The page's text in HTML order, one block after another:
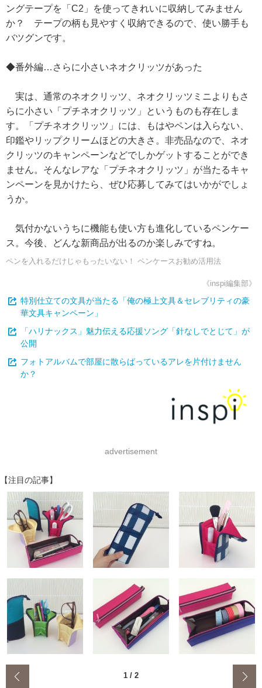
ングテープを「C2」を使ってきれいに収納してみません
か？ テープの柄も見やすく収納できるので、使い勝手も
バツグンです。
◆番外編…さらに小さいネオクリッツがあった
実は、通常のネオクリッツ、ネオクリッツミニよりもさ
らに小さい「プチネオクリッツ」というものも存在しま
す。「プチネオクリッツ」には、もはやペンは入らない、
印鑑やリップクリームほどの大きさ。非売品なので、ネオ
クリッツのキャンペーンなどでしかゲットすることができ
ません。そんなレアな「プチネオクリッツ」が当たるキャ
ンペーンを見かけたら、ぜひ応募してみてはいかがでしょ
うか。
気付かないうちに機能も使い方も進化しているペンケー
ス。今後、どんな新商品が出るのか楽しみですね。
ペンを入れるだけじゃもったいない！ ペンケースお勧め活用法
《inspi編集部》
特別仕立ての文具が当たる「俺の極上文具＆セレブリティの豪
華文具キャンペーン」
「ハリナックス」魅力伝える応援ソング「針なしでとじて」が
公開
フォトアルバムで部屋に散らばっているアレを片付けません
か？
advertisement
【注目の記事】
1 / 2